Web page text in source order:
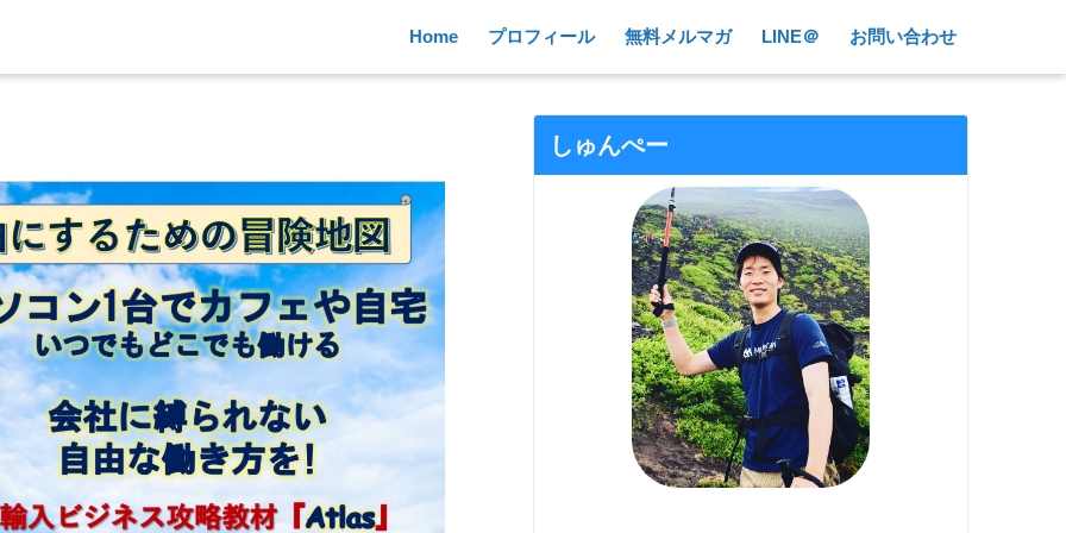
Home プロフィール 無料メルマガ LINE＠ お問い合わせ
しゅんぺー